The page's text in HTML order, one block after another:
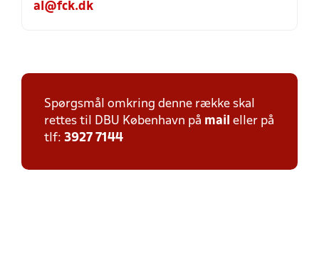
al@fck.dk
Spørgsmål omkring denne række skal
rettes til DBU København på mail eller på
tlf: 3927 7144